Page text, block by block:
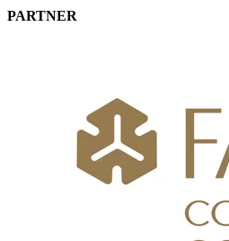
PARTNER